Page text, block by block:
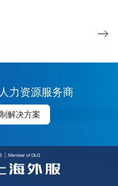
力资源服务商
解决方案